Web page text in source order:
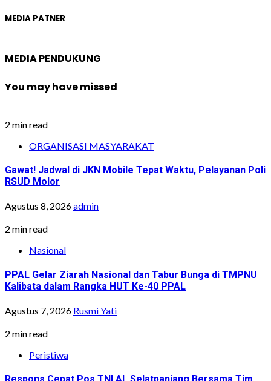
MEDIA PATNER
MEDIA PENDUKUNG
You may have missed
2 min read
ORGANISASI MASYARAKAT
Gawat! Jadwal di JKN Mobile Tepat Waktu, Pelayanan Poli
RSUD Molor
Agustus 8, 2026admin
2 min read
Nasional
PPAL Gelar Ziarah Nasional dan Tabur Bunga di TMPNU
Kalibata dalam Rangka HUT Ke-40 PPAL
Agustus 7, 2026 Rusmi Yati
2 min read
Peristiwa